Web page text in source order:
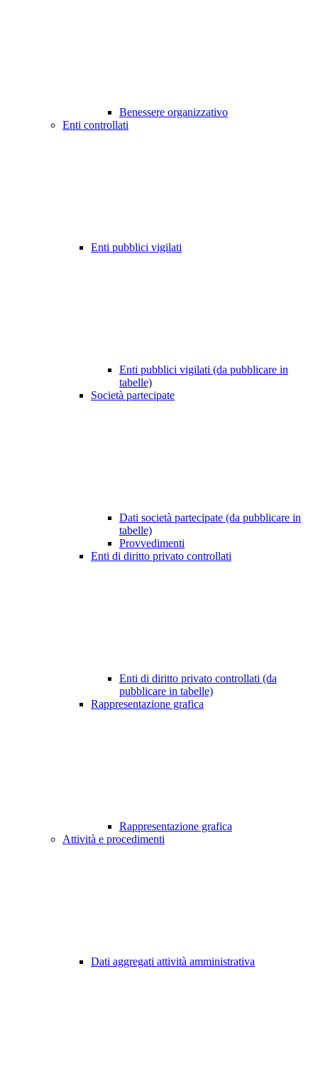
Benessere organizzativo
Enti controllati
Enti pubblici vigilati
Enti pubblici vigilati (da pubblicare in
tabelle)
Società partecipate
Dati società partecipate (da pubblicare in
tabelle)
Provvedimenti
Enti di diritto privato controllati
Enti di diritto privato controllati (da
pubblicare in tabelle)
Rappresentazione grafica
Rappresentazione grafica
Attività e procedimenti
Dati aggregati attività amministrativa